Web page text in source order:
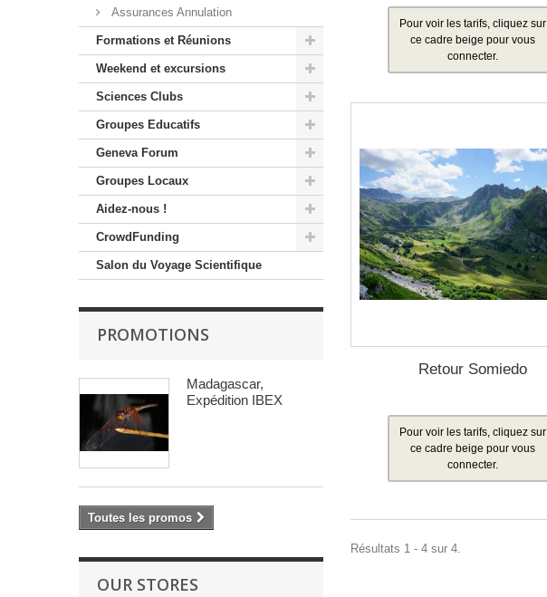
Assurances Annulation
Formations et Réunions
Weekend et excursions
Sciences Clubs
Groupes Educatifs
Geneva Forum
Groupes Locaux
Aidez-nous !
CrowdFunding
Salon du Voyage Scientifique
PROMOTIONS
Madagascar,
Expédition IBEX
Toutes les promos
OUR STORES
Pour voir les tarifs, cliquez sur
ce cadre beige pour vous
connecter.
Retour Somiedo
Pour voir les tarifs, cliquez sur
ce cadre beige pour vous
connecter.
Résultats 1 - 4 sur 4.